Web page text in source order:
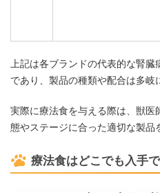
上記は各ブランドの代表的な腎
であり、製品の種類や配合は多岐
実際に療法食を与える際は、獣医
態やステージに合った適切な製品
療法食はどこでも入手